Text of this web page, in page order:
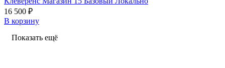
16 500 ₽
В корзину
Показать ещё